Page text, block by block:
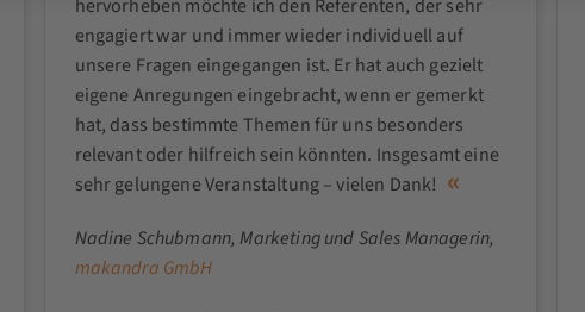
hervorheben möchte ich den Referenten, der sehr
engagiert war und immer wieder individuell auf
unsere Fragen eingegangen ist. Er hat auch gezielt
eigene Anregungen eingebracht, wenn er gemerkt
hat, dass bestimmte Themen für uns besonders
relevant oder hilfreich sein könnten. Insgesamt eine
sehr gelungene Veranstaltung – vielen Dank!
Nadine Schubmann, Marketing und Sales Managerin,
makandra GmbH